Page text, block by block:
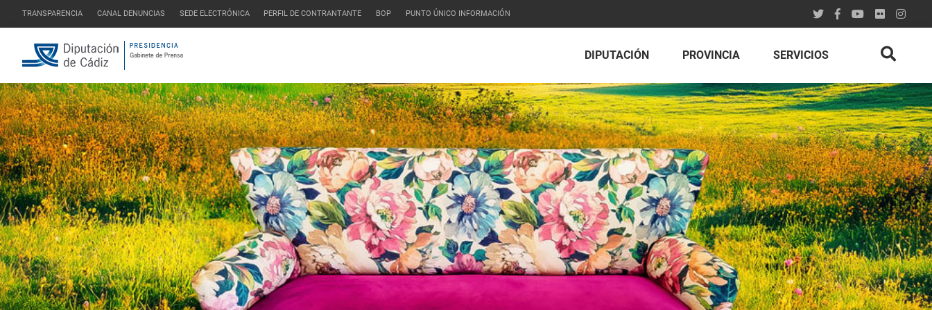
TRANSPARENCIA CANAL DENUNCIAS SEDE ELECTRÓNICA PERFIL DE CONTRANTANTE BOP PUNTO ÚNICO INFORMACIÓN
DIPUTACIÓN PROVINCIA SERVICIOS